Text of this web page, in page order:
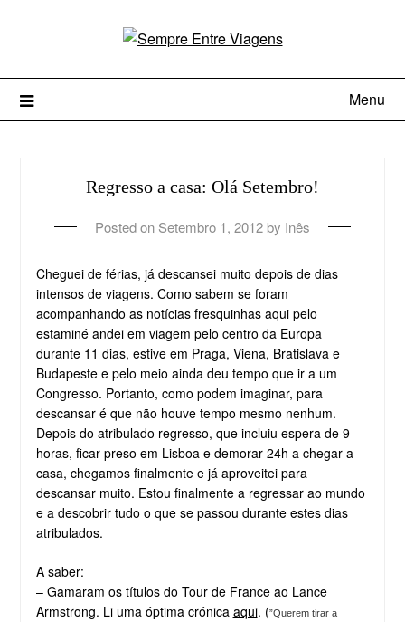
Menu
Regresso a casa: Olá Setembro!
Posted on Setembro 1, 2012 by Inês
Cheguei de férias, já descansei muito depois de dias
intensos de viagens. Como sabem se foram
acompanhando as notícias fresquinhas aqui pelo
estaminé andei em viagem pelo centro da Europa
durante 11 dias, estive em Praga, Viena, Bratislava e
Budapeste e pelo meio ainda deu tempo que ir a um
Congresso. Portanto, como podem imaginar, para
descansar é que não houve tempo mesmo nenhum.
Depois do atribulado regresso, que incluiu espera de 9
horas, ficar preso em Lisboa e demorar 24h a chegar a
casa, chegamos finalmente e já aproveitei para
descansar muito. Estou finalmente a regressar ao mundo
e a descobrir tudo o que se passou durante estes dias
atribulados.
A saber:
– Gamaram os títulos do Tour de France ao Lance
Armstrong. Li uma óptima crónica aqui. (‎”Querem tirar a